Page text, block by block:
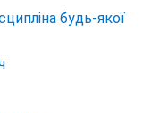
будь-якої